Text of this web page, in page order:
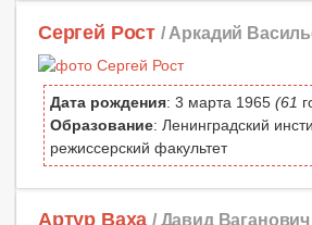
Сергей Рост / Аркадий
Дата рождения: 3 марта 1965 (61
Образование: Ленинградский
режиссерский факультет
Артур Ваха / Давид